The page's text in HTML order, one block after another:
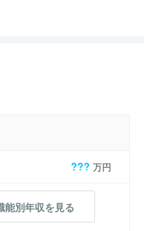
??? 万円
能別年収を見る